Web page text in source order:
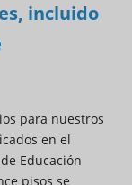
incluido
para nuestros
en el
Educación
pisos se